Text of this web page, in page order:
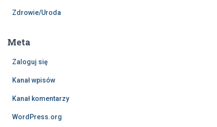
Zdrowie/Uroda
Meta
Zaloguj się
Kanał wpisów
Kanał komentarzy
WordPress.org